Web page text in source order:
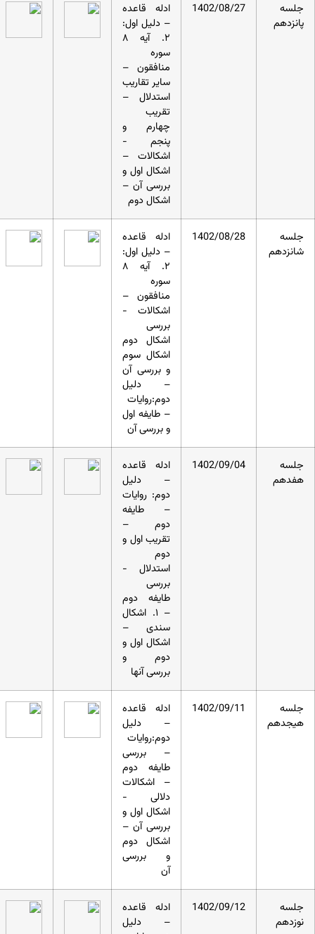
جلسه
پانزدهم
1402/08/27
ادله قاعده
– دلیل اول:
۲. آیه ۸
سوره
منافقون –
سایر تقاریب
استدلال –
تقریب
چهارم و
پنجم -
اشکالات –
اشکال اول و
بررسی آن –
اشکال دوم
جلسه
شانزدهم
1402/08/28
ادله قاعده
– دلیل اول:
۲. آیه ۸
سوره
منافقون –
اشکالات -
بررسی
اشکال دوم
اشکال سوم
و بررسی آن
– دلیل
دوم:روایات
– طایفه اول
و بررسی آن
جلسه
هفدهم
1402/09/04
ادله قاعده
– دلیل
دوم: روایات
– طایفه
دوم –
تقریب اول و
دوم
استدلال -
بررسی
طایفه دوم
– ۱. اشکال
سندی –
اشکال اول و
دوم و
بررسی آنها
جلسه
هیجدهم
1402/09/11
ادله قاعده
– دلیل
دوم:روایات
– بررسی
طایفه دوم
– اشکالات
دلالی -
اشکال اول و
بررسی آن –
اشکال دوم
و بررسی
آن
جلسه
نوزدهم
1402/09/12
ادله قاعده
– دلیل